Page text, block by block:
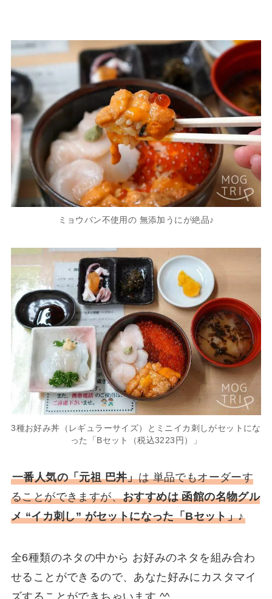
ミョウバン不使用の 無添加うにが絶品♪
3種お好み丼（レギュラーサイズ）とミニイカ刺しがセットにな
った「Bセット（税込3223円）」
一番人気の「元祖 巴丼」は 単品でもオーダーす
ることができますが、おすすめは 函館の名物グル
メ “イカ刺し” がセットになった「Bセット」♪
全6種類のネタの中から お好みのネタを組み合わ
せることができるので、あなた好みにカスタマイ